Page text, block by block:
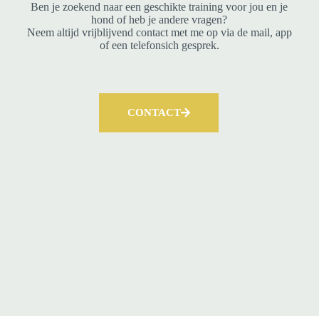
Ben je zoekend naar een geschikte training voor jou en je
hond of heb je andere vragen?
Neem altijd vrijblijvend contact met me op via de mail, app
of een telefonsich gesprek.
CONTACT